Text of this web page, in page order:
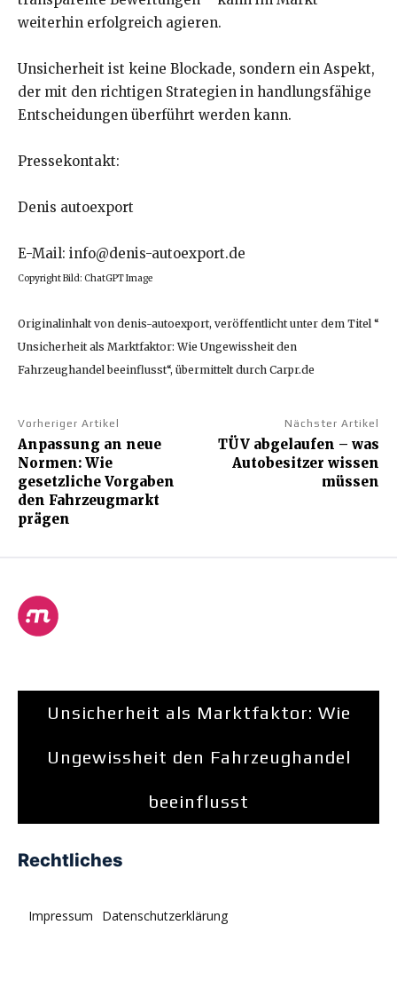
weiterhin erfolgreich agieren.
Unsicherheit ist keine Blockade, sondern ein Aspekt,
der mit den richtigen Strategien in handlungsfähige
Entscheidungen überführt werden kann.
Pressekontakt:
Denis autoexport
E-Mail: info@denis-autoexport.de
Copyright Bild: ChatGPT Image
Originalinhalt von denis-autoexport, veröffentlicht unter dem Titel “
Unsicherheit als Marktfaktor: Wie Ungewissheit den
Fahrzeughandel beeinflusst“, übermittelt durch Carpr.de
Vorheriger Artikel
Anpassung an neue
Normen: Wie
gesetzliche Vorgaben
den Fahrzeugmarkt
prägen
Nächster Artikel
TÜV abgelaufen – was
Autobesitzer wissen
müssen
Unsicherheit als Marktfaktor: Wie
Ungewissheit den Fahrzeughandel
beeinflusst
Rechtliches
Impressum Datenschutzerklärung